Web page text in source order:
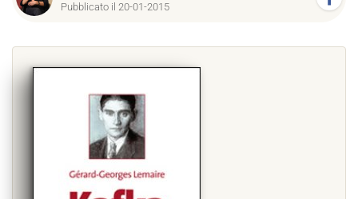
Pubblicato il 20-01-2015